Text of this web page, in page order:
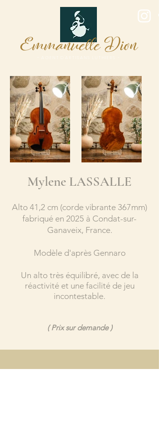
EmmanuelleDion
Mylene LASSALLE
Alto 41,2 cm (corde vibrante 367mm)
fabriqué en 2025 à Condat-sur-
Ganaveix, France.
Modèle d'après Gennaro
Un alto très équilibré, avec de la
réactivité et une facilité de jeu
incontestable.
( Prix sur demande )